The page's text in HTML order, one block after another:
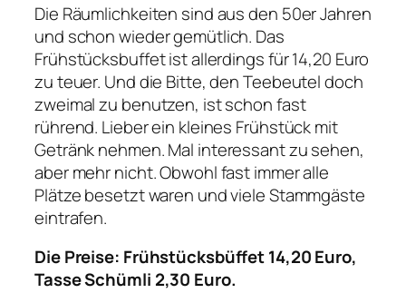
Die Räumlichkeiten sind aus den 50er Jahren
und schon wieder gemütlich. Das
Frühstücksbuffet ist allerdings für 14,20 Euro
zu teuer. Und die Bitte, den Teebeutel doch
zweimal zu benutzen, ist schon fast
rührend. Lieber ein kleines Frühstück mit
Getränk nehmen. Mal interessant zu sehen,
aber mehr nicht. Obwohl fast immer alle
Plätze besetzt waren und viele Stammgäste
eintrafen.
Die Preise: Frühstücksbüffet 14,20 Euro,
Tasse Schümli 2,30 Euro.